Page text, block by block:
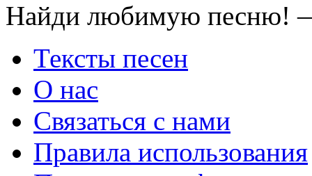
Найди любимую песню!
Тексты песен
О нас
Связаться с нами
Правила использования